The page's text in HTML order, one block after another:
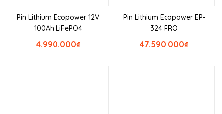
Pin Lithium Ecopower 12V
100Ah LiFePO4
₫
4.990.000
Pin Lithium Ecopower EP-
324 PRO
₫
47.590.000